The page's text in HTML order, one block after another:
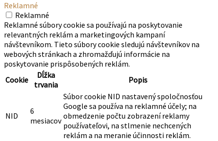
Reklamné
Reklamné
Reklamné súbory cookie sa používajú na poskytovanie
relevantných reklám a marketingových kampaní
návštevníkom. Tieto súbory cookie sledujú návštevníkov na
webových stránkach a zhromažďujú informácie na
poskytovanie prispôsobených reklám.
Cookie
Dĺžka
trvania
Popis
NID
6
mesiacov
Súbor cookie NID nastavený spoločnosťou
Google sa používa na reklamné účely; na
obmedzenie počtu zobrazení reklamy
používateľovi, na stlmenie nechcených
reklám a na meranie účinnosti reklám.